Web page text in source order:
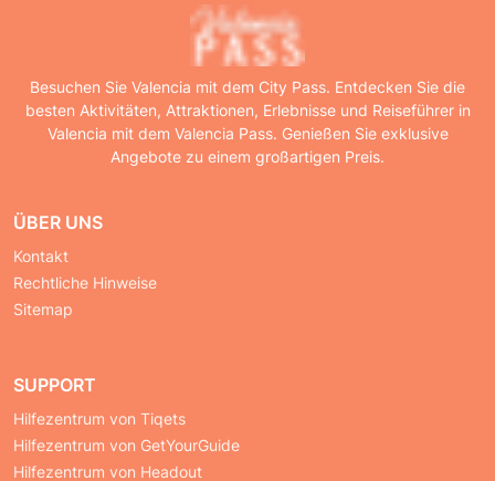
Besuchen Sie Valencia mit dem City Pass. Entdecken Sie die
besten Aktivitäten, Attraktionen, Erlebnisse und Reiseführer in
Valencia mit dem Valencia Pass. Genießen Sie exklusive
Angebote zu einem großartigen Preis.
ÜBER UNS
Kontakt
Rechtliche Hinweise
Sitemap
SUPPORT
Hilfezentrum von Tiqets
Hilfezentrum von GetYourGuide
Hilfezentrum von Headout